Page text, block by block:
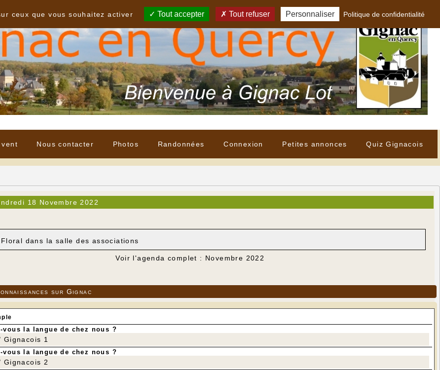
Nous contacter Photos Randonnées Connexion Petites annonces Quiz Gignacois
18 Novembre 2022
dans la salle des associations
Voir l'agenda complet : Novembre 2022
sur Gignac
vous la langue de chez nous ?
Gignacois 1
vous la langue de chez nous ?
Gignacois 2
ceux que vous souhaitez activer
Tout accepter Tout refuser Personnaliser Politique de confidentialité